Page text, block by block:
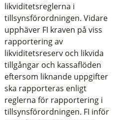
likviditetsreglerna i
tillsynsförordningen. Vidare
upphäver FI kraven på viss
rapportering av
likviditetsreserv och likvida
tillgångar och kassaflöden
eftersom liknande uppgifter
ska rapporteras enligt
reglerna för rapportering i
tillsynsförordningen. FI inför